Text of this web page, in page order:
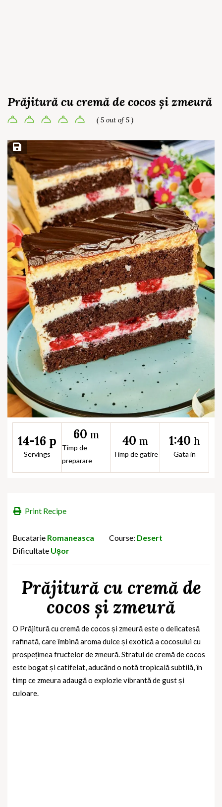
Prăjitură cu cremă de cocos și zmeură
( 5 out of 5 )
Save Recipe
14-16 p
Servings
60 m
Timp de
preparare
40 m
Timp de gatire
1:40 h
Gata in
Print Recipe
Bucatarie Romaneasca Course: Desert
Dificultate Ușor
Prăjitură cu cremă de
cocos și zmeură
O Prăjitură cu cremă de cocos și zmeură este o delicatesă
rafinată, care îmbină aroma dulce și exotică a cocosului cu
prospețimea fructelor de zmeură. Stratul de cremă de cocos
este bogat și catifelat, aducând o notă tropicală subtilă, în
timp ce zmeura adaugă o explozie vibrantă de gust și
culoare.